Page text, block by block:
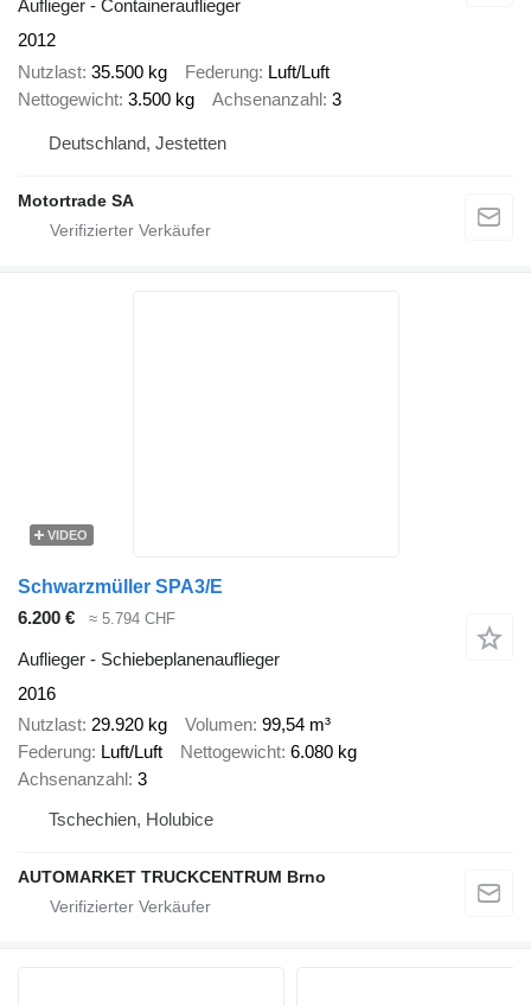
Auflieger - Containerauflieger
2012
Nutzlast 35.500 kg Federung Luft/Luft
Nettogewicht 3.500 kg Achsenanzahl 3
Deutschland, Jestetten
Motortrade SA
VIDEO
Schwarzmüller SPA3/E
6.200 €
≈ 5.794 CHF
Auflieger - Schiebeplanenauflieger
2016
Nutzlast 29.920 kg Volumen 99,54 m³
Federung Luft/Luft Nettogewicht 6.080 kg
Achsenanzahl 3
Tschechien, Holubice
AUTOMARKET TRUCKCENTRUM Brno